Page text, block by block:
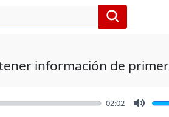
información de
02:02